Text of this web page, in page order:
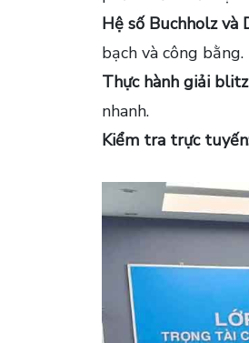
Hệ số Buchholz và
bạch và công bằng.
Thực hành giải
nhanh.
Kiểm tra trực